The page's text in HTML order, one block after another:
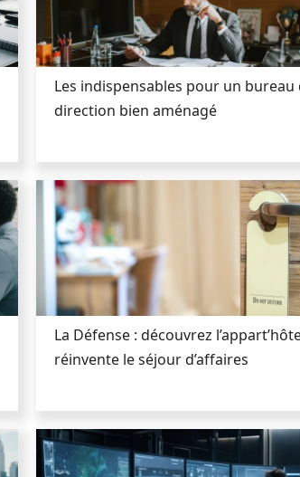
Les indispensables pour un bureau
direction bien aménagé
La Défense : découvrez
réinvente le séjour d’affaires